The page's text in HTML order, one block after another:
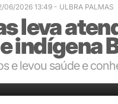
06/2026 13:49 - ULBRA PALMAS
leva
indígena
e levou saúde e